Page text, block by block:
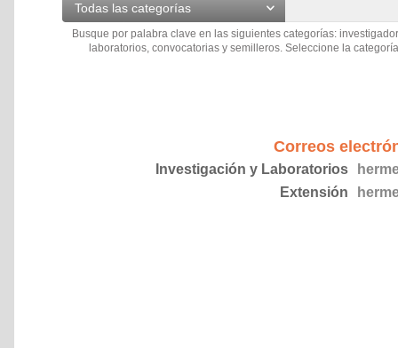
Todas las categorías
Busque por palabra clave en las siguientes categorías:
laboratorios, convocatorias y semilleros. Seleccione la
Correos
Investigación y Laboratorios
Extensión